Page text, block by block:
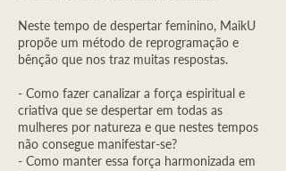
Neste tempo de despertar feminino, MaikU
propõe um método de reprogramação e
bênção que nos traz muitas respostas.
- Como fazer canalizar a força espiritual e
criativa que se despertar em todas as
mulheres por natureza e que nestes tempos
não consegue manifestar-se?
- Como manter essa força harmonizada em